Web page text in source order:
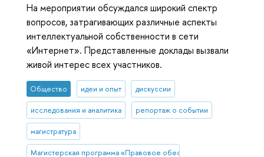
На мероприятии обсуждался широкий спектр
вопросов, затрагивающих различные аспекты
интеллектуальной собственности в сети
«Интернет». Представленные доклады вызвали
живой интерес всех участников.
Общество идеи и опыт дискуссии
исследования и аналитика репортаж о событии
магистратура
Магистерская программа «Правовое обеспечение и защита